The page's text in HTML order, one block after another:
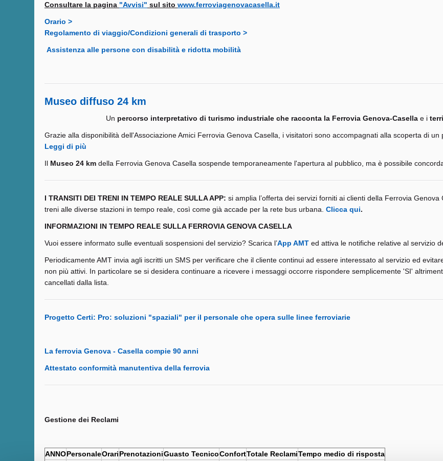
Consultare la pagina "Avvisi" sul sito www.ferroviagenovacasella.it
Orario >
Regolamento di viaggio/Condizioni generali di trasporto >
Assistenza alle persone con disabilità e ridotta mobilità
Museo diffuso 24 km
Un percorso interpretativo di turismo industriale che racconta la Ferrovia Genova-Casella e i
Grazie alla disponibilità dell'Associazione Amici Ferrovia Genova Casella, i visitatori sono accompagnati alla scoperta di
Leggi di più
Il Museo 24 km della Ferrovia Genova Casella sospende temporaneamente l'apertura al pubblico, ma è possibile
I TRANSITI DEI TRENI IN TEMPO REALE SULLA APP: si amplia l’offerta dei servizi forniti ai clienti della Ferrovia
treni alle diverse stazioni in tempo reale, così come già accade per la rete bus urbana. Clicca qui.
INFORMAZIONI IN TEMPO REALE SULLA FERROVIA GENOVA CASELLA
Vuoi essere informato sulle eventuali sospensioni del servizio? Scarica l’App AMT ed attiva le notifiche relative al servizio
Periodicamente AMT invia agli iscritti un SMS per verificare che il cliente continui ad essere interessato al servizio ed
non più attivi. In particolare se si desidera continuare a ricevere i messaggi occorre rispondere semplicemente 'SI'
cancellati dalla lista.
Progetto Certi: Pro: soluzioni "spaziali" per il personale che opera sulle linee ferroviarie
La ferrovia Genova - Casella compie 90 anni
Attestato conformità manutentiva della ferrovia
Gestione dei Reclami
ANNOPersonaleOrariPrenotazioniGuasto TecnicoConfortTotale ReclamiTempo medio di risposta